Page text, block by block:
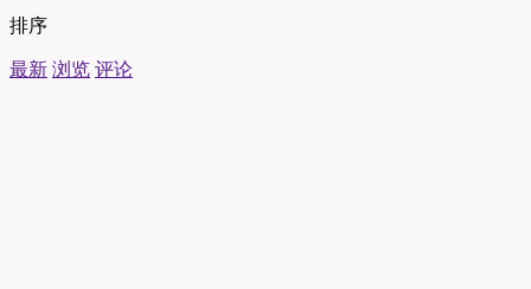
排序
最新 浏览 评论